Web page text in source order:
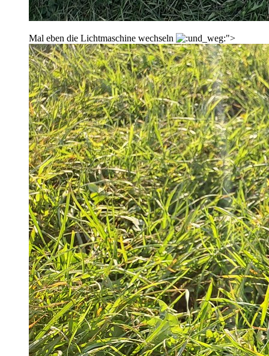
Mal eben die Lichtmaschine wechseln ">